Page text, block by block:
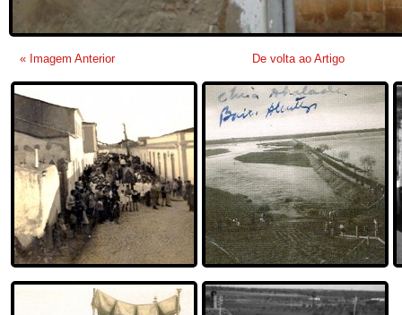
« Imagem Anterior De volta ao Artigo